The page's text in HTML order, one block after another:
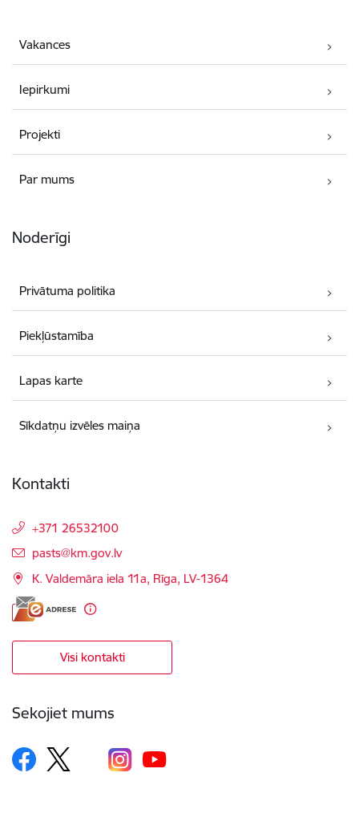
Vakances
Iepirkumi
Projekti
Par mums
Noderīgi
Privātuma politika
Piekļūstamība
Lapas karte
Sīkdatņu izvēles maiņa
Kontakti
+371 26532100
E-pasts:
pasts@km.gov.lv
K. Valdemāra iela 11a, Rīga, LV-1364
Visi kontakti
Sekojiet mums